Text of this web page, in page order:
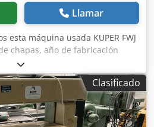
Llamar
esta máquina usada KUPER FWJ
chapas, año de fabricación
Crodpfjzpwc Eex Al Ssf Número
alguna pregunta o necesita
en enviarnos un mensaje o
Clasificado